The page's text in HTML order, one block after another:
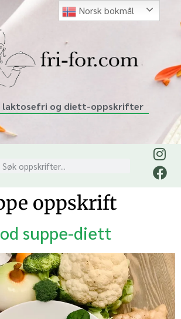
laktosefri og diett-oppskrifter
oppskrift
suppe-diett
Norsk bokmål